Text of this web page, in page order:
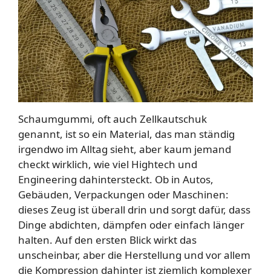
Schaumgummi, oft auch Zellkautschuk
genannt, ist so ein Material, das man ständig
irgendwo im Alltag sieht, aber kaum jemand
checkt wirklich, wie viel Hightech und
Engineering dahintersteckt. Ob in Autos,
Gebäuden, Verpackungen oder Maschinen:
dieses Zeug ist überall drin und sorgt dafür, dass
Dinge abdichten, dämpfen oder einfach länger
halten. Auf den ersten Blick wirkt das
unscheinbar, aber die Herstellung und vor allem
die Kompression dahinter ist ziemlich komplexer